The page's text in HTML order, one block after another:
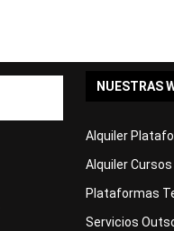
NUESTRAS
Alquiler
Alquiler
Plataformas
Servicios